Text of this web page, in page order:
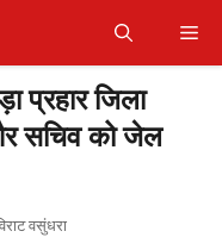
प्रहार जिला
सचिव को जेल
वसुंधरा